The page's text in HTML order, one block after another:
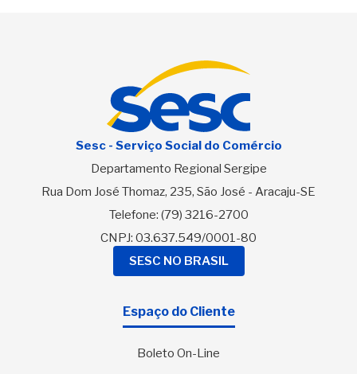
Sesc - Serviço Social do Comércio
Departamento Regional Sergipe
Rua Dom José Thomaz, 235, São José - Aracaju-SE
Telefone: (79) 3216-2700
CNPJ: 03.637.549/0001-80
SESC NO BRASIL
Espaço do Cliente
Boleto On-Line